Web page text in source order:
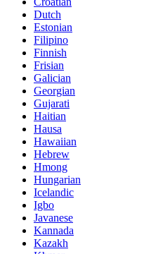
Dutch
Estonian
Filipino
Finnish
Frisian
Galician
Georgian
Gujarati
Haitian
Hausa
Hawaiian
Hebrew
Hmong
Hungarian
Icelandic
Igbo
Javanese
Kannada
Kazakh